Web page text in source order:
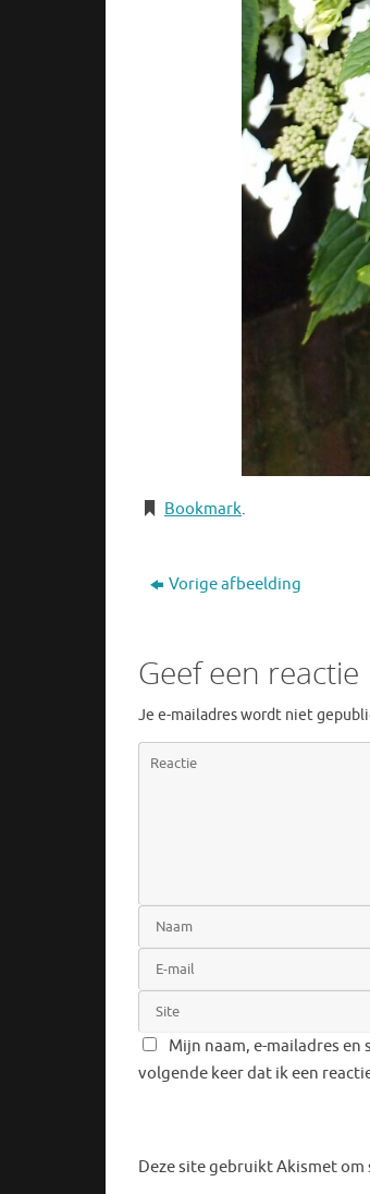
Bookmark.
Vorige afbeelding
Geef een reactie
Je e-mailadres wordt niet
Mijn naam, e-mailadres
volgende keer dat ik een
Deze site gebruikt Akismet